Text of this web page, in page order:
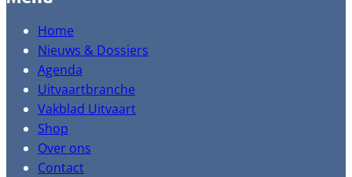
Home
Nieuws & Dossiers
Agenda
Uitvaartbranche
Vakblad Uitvaart
Shop
Over ons
Contact